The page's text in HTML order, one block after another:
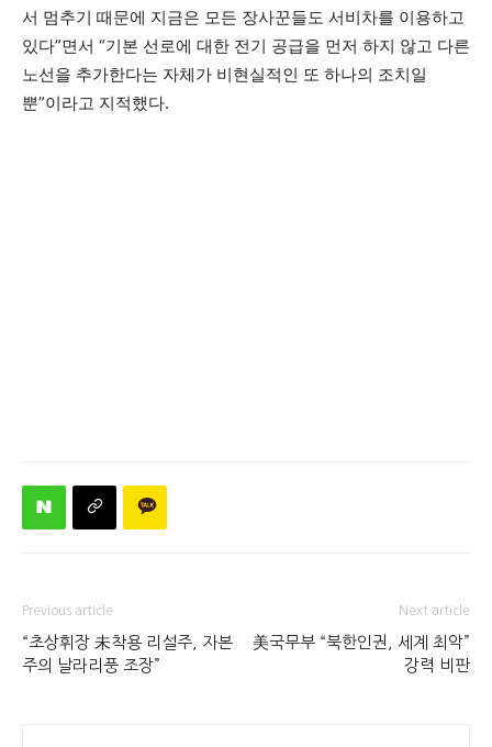
서 멈추기 때문에 지금은 모든 장사꾼들도 서비차를 이용하고
있다”면서 “기본 선로에 대한 전기 공급을 먼저 하지 않고 다른
노선을 추가한다는 자체가 비현실적인 또 하나의 조치일
뿐”이라고 지적했다.
Previous article
“초상휘장 未착용 리설주, 자본
주의 날라리풍 조장”
Next article
美국무부 “북한인권, 세계 최악”
강력 비판